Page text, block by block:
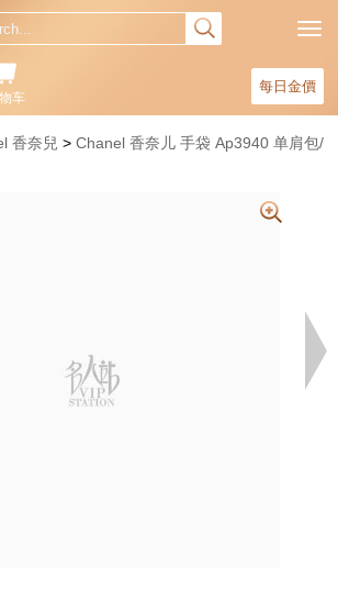
每日金價
车
香奈兒
Chanel 香奈儿 手袋 Ap3940 单肩包/